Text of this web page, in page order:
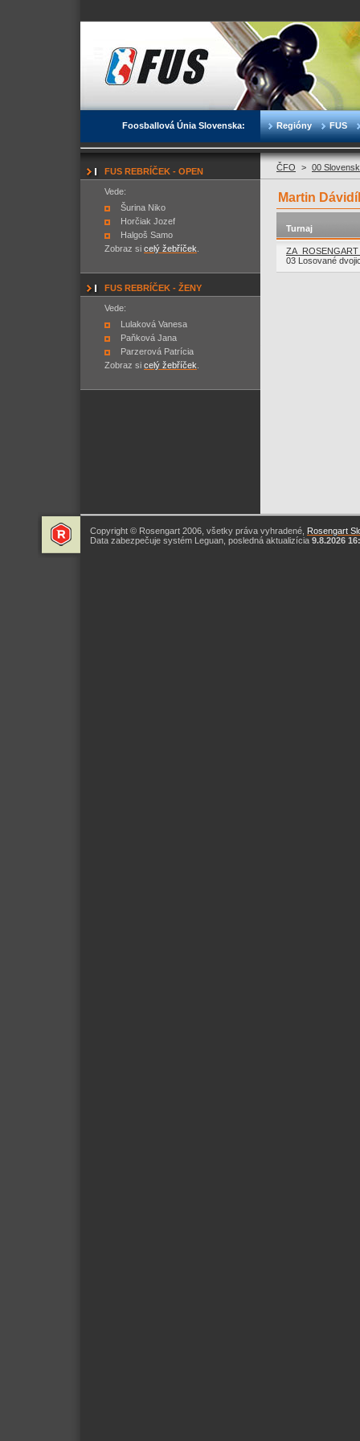
Foosballová Únia Slovenska: Regióny FUS
FUS REBRÍČEK - OPEN
Vede:
Šurina Niko
Horčiak Jozef
Halgoš Samo
Zobraz si celý žebříček
FUS REBRÍČEK - ŽENY
Vede:
Lulaková Vanesa
Paňková Jana
Parzerová Patrícia
Zobraz si celý žebříček
ČFO > 00
Martin
Turnaj
03 Losované
Copyright © Rosengart 2006, všetky práva vyhradené, Rosengart
Data zabezpečuje systém Leguan, posledná aktualizícia 9.8.2026